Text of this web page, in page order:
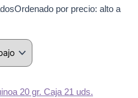
Ordenado por precio: alto a